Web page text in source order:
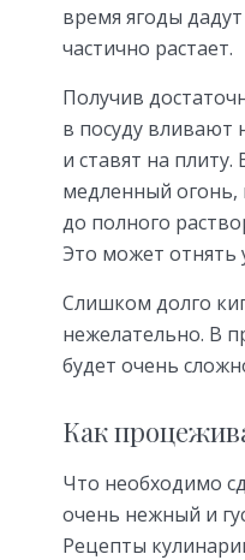
время ягоды дадут
частично растает.
Получив
в посуду вливают
и ставят на
медленный огонь,
до полного
Это может отнять
Слишком долго
нежелательно. В
будет очень
Как
Что необходимо
очень нежный и
Рецепты